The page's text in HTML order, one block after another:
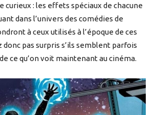
curieux : les effets spéciaux de chacune
dans l’univers des comédies de
à ceux utilisés à l’époque de ces
donc pas surpris s’ils semblent parfois
ce qu’on voit maintenant au cinéma.